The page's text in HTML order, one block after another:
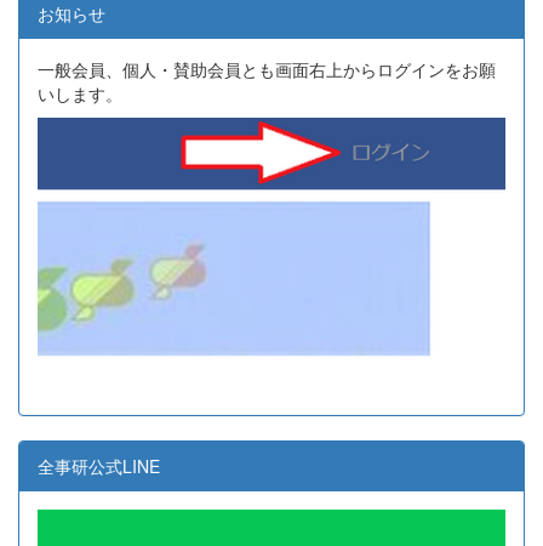
お知らせ
一般会員、個人・賛助会員とも画面右上からログインをお願
いします。
全事研公式LINE